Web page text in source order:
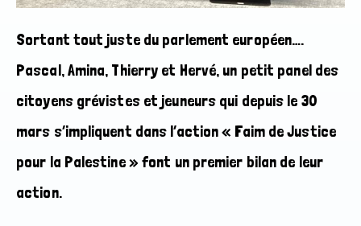
Sortant tout juste du parlement européen….
Pascal, Amina, Thierry et Hervé, un petit panel des
citoyens grévistes et jeuneurs qui depuis le 30
mars s’impliquent dans l’action « Faim de Justice
pour la Palestine » font un premier bilan de leur
action.